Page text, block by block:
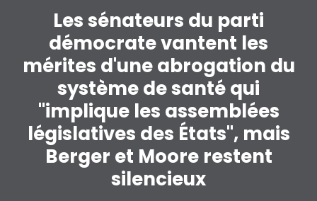
Les sénateurs du parti
démocrate vantent les
mérites d'une abrogation du
système de santé qui
"implique les assemblées
législatives des États", mais
Berger et Moore restent
silencieux